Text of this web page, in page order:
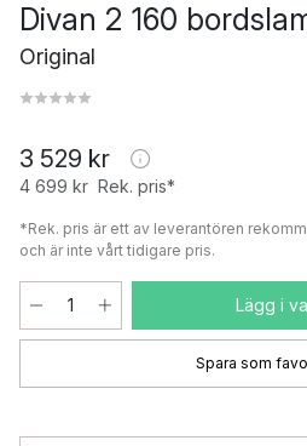
Divan 2 160
Original
3 529 kr
4 699 kr Rek. pris*
*Rek. pris är ett av leverantören
och är inte vårt tidigare pris.
Lägg i
Spara som